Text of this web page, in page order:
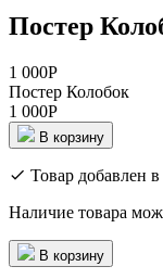
Постер
1 000Р
Постер Колобок
1 000Р
В корзину
Товар добавлен
Наличие товара
В корзину